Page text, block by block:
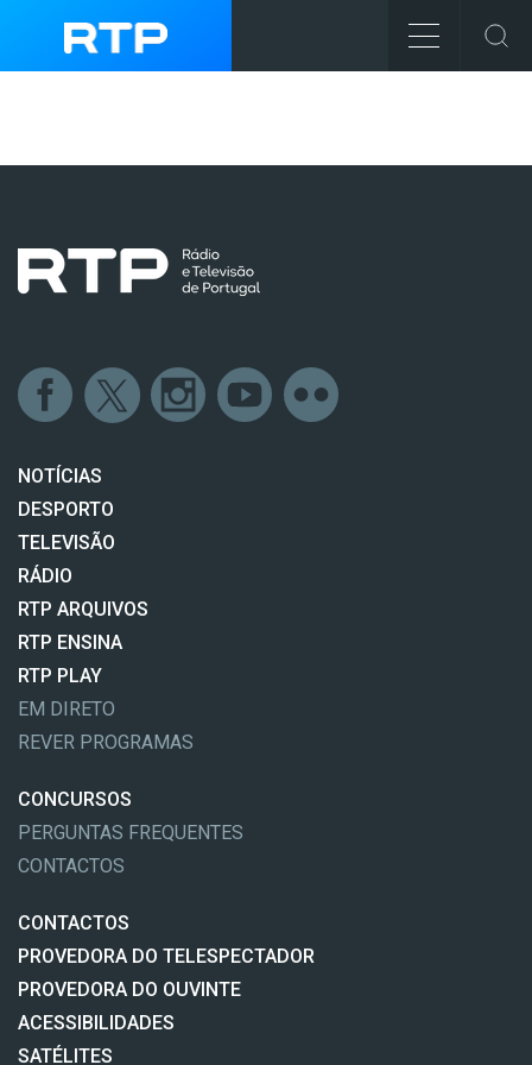
NOTÍCIAS
DESPORTO
TELEVISÃO
RÁDIO
RTP ARQUIVOS
RTP ENSINA
RTP PLAY
EM DIRETO
REVER PROGRAMAS
CONCURSOS
PERGUNTAS FREQUENTES
CONTACTOS
CONTACTOS
PROVEDORA DO TELESPECTADOR
PROVEDORA DO OUVINTE
ACESSIBILIDADES
SATÉLITES